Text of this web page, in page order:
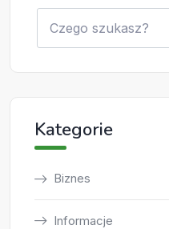
Kategorie
Biznes
Informacje